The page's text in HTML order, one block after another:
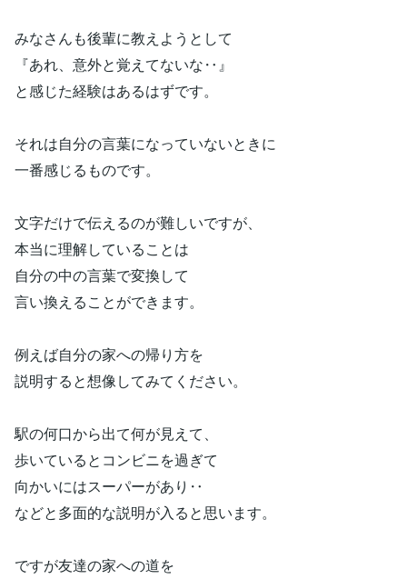
みなさんも後輩に教えようとして
『あれ、意外と覚えてないな‥』
と感じた経験はあるはずです。
それは自分の言葉になっていないときに
一番感じるものです。
文字だけで伝えるのが難しいですが、
本当に理解していることは
自分の中の言葉で変換して
言い換えることができます。
例えば自分の家への帰り方を
説明すると想像してみてください。
駅の何口から出て何が見えて、
歩いているとコンビニを過ぎて
向かいにはスーパーがあり‥
などと多面的な説明が入ると思います。
ですが友達の家への道を